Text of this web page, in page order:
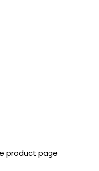
product page